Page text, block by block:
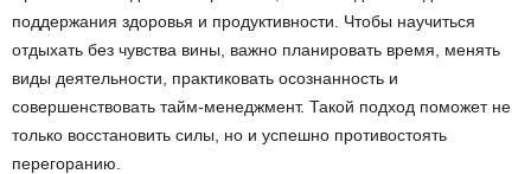
поддержания здоровья и продуктивности. Чтобы научиться
отдыхать без чувства вины, важно планировать время, менять
виды деятельности, практиковать осознанность и
совершенствовать тайм-менеджмент. Такой подход поможет не
только восстановить силы, но и успешно противостоять
перегоранию.